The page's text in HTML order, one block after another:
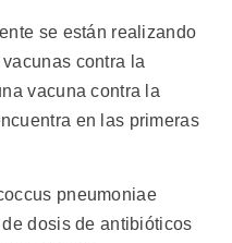
se están realizando
contra la
vacuna contra la
en las primeras
pneumoniae
dosis de antibióticos